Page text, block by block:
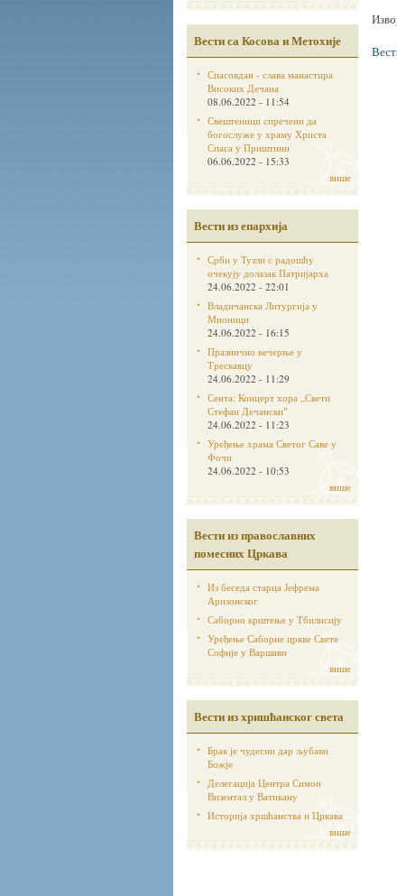
Вести са Косова и Метохије
Спасовдан - слава манастира
Високих Дечана
08.06.2022 - 11:54
Свештеници спречени да
богослуже у храму Христа
Спаса у Приштини
06.06.2022 - 15:33
више
Вести из епархија
Срби у Тузли с радошћу
очекују долазак Патријарха
24.06.2022 - 22:01
Владичанска Литургија у
Мионици
24.06.2022 - 16:15
Празнично вечерње у
Трескавцу
24.06.2022 - 11:29
Сента: Концерт хора „Свети
Стефан Дечанскиˮ
24.06.2022 - 11:23
Уређење храма Светог Саве у
Фочи
24.06.2022 - 10:53
више
Вести из православних
помесних Цркава
Из беседа старца Јефрема
Аризонског
Саборно крштење у Тбилисију
Уређење Саборне цркве Свете
Софије у Варшави
више
Вести из хришћанског света
Брак је чудесни дар љубави
Божје
Делегација Центра Симон
Визентал у Ватикану
Историја хршћанства и Цркава
више